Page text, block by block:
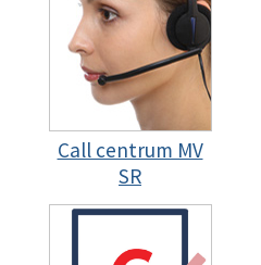
Call centrum MV
SR